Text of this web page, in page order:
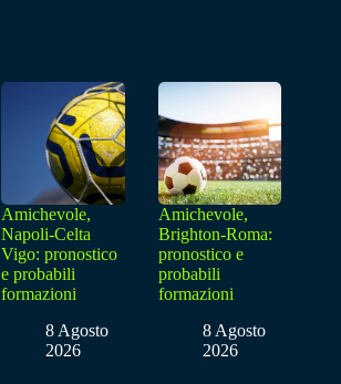
Amichevole,
Napoli-Celta
Vigo: pronostico
e probabili
formazioni
8 Agosto
2026
Amichevole,
Brighton-Roma:
pronostico e
probabili
formazioni
8 Agosto
2026